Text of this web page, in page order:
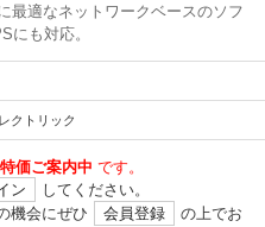
最適なネットワークベースのソフ
にも対応。
クトリック
価ご案内中 です。
ン
してください。
機会にぜひ
会員登録
の上でお